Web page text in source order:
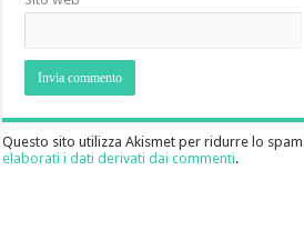
Questo sito utilizza Akismet per ridurre lo
elaborati i dati derivati dai commenti.